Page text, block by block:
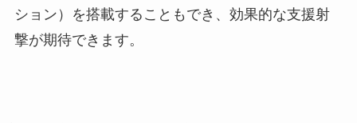
ション）を搭載することもでき、効果的な支援射
撃が期待できます。